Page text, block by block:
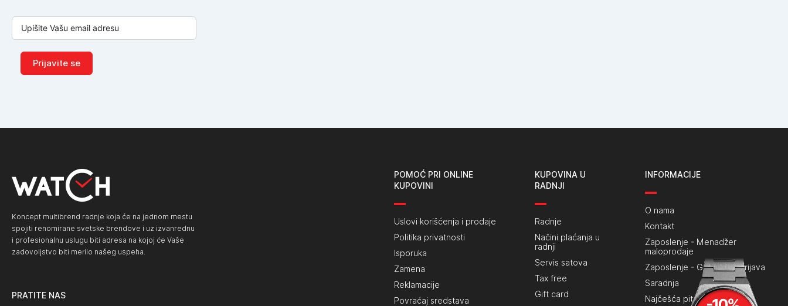
Prijavite se
Koncept multibrend radnje koja će na jednom mestu
spojiti renomirane svetske brendove i uz izvanrednu
i profesionalnu uslugu biti adresa na kojoj će Vaše
zadovoljstvo biti merilo našeg uspeha.
PRATITE NAS
POMOĆ PRI ONLINE
KUPOVINI
Uslovi korišćenja i prodaje
Politika privatnosti
Isporuka
Zamena
Reklamacije
Povraćaj sredstava
KUPOVINA U
RADNJI
Radnje
Načini plaćanja u
radnji
Servis satova
Tax free
Gift card
INFORMACIJE
O nama
Kontakt
Zaposlenje - Menadžer
maloprodaje
Zaposlenje - Generalna prijava
Saradnja
Najčešća pitanja